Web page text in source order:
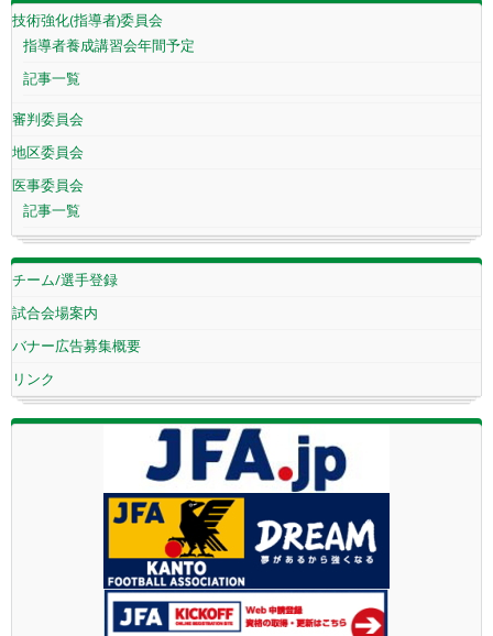
技術強化(指導者)委員会
指導者養成講習会年間予定
記事一覧
審判委員会
地区委員会
医事委員会
記事一覧
チーム/選手登録
試合会場案内
バナー広告募集概要
リンク